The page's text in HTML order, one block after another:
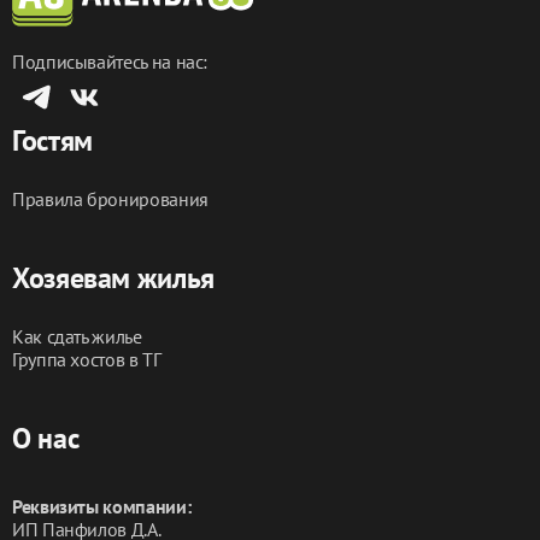
Выезд до 12:00 🕛
Забронируйте прямо сейчас и убедитесь сами,
насколько комфортно может быть ваше пребывание
в нашем уютном уголке!
Подписывайтесь на нас:
Гостям
Правила бронирования
Хозяевам жилья
Как сдать жилье
Группа хостов в ТГ
О нас
Реквизиты компании:
ИП Панфилов Д.А.